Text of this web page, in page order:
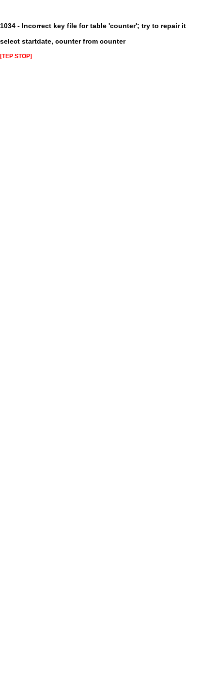
1034 - Incorrect key file for table 'counter'; try to repair it
select startdate, counter from counter
[TEP STOP]